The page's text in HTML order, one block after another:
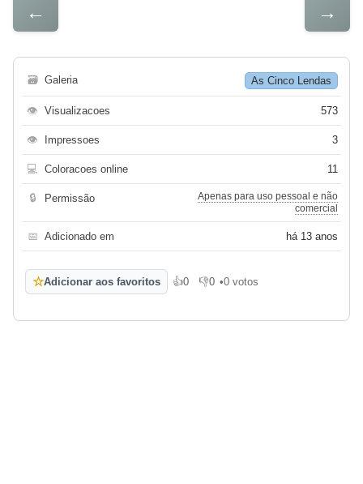
← →
🗃 Galeria As Cinco Lendas
👁 Visualizacoes 573
👁 Impressoes 3
💻 Coloracoes online 11
🔒 Permissão
Apenas para uso pessoal e não
comercial
📅 Adicionado em há 13 anos
☆Adicionar aos favoritos 👍0
Gosto 👎0
Não gosto
•0 votos